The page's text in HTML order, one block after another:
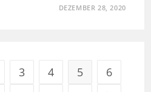
DEZEMBER 28, 2020
3 4 5
6